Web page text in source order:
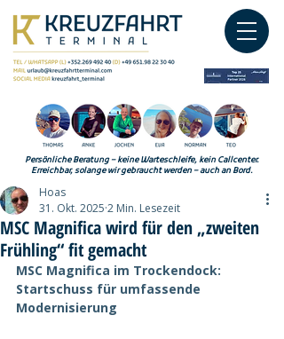
Persönliche Beratung – keine Warteschleife, kein Callcenter.
Erreichbar, solange wir gebraucht werden – auch an Bord.
MSC Magnifica wird für den „zweiten
Frühling“ fit gemacht
Hoas
31. Okt. 2025 2 Min. Lesezeit
MSC Magnifica im Trockendock:
Startschuss für umfassende
Modernisierung